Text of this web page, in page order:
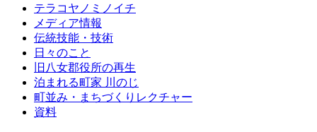
テラコヤノミノイチ
メディア情報
伝統技能・技術
日々のこと
旧八女郡役所の再生
泊まれる町家 川のじ
町並み・まちづくりレクチャー
資料